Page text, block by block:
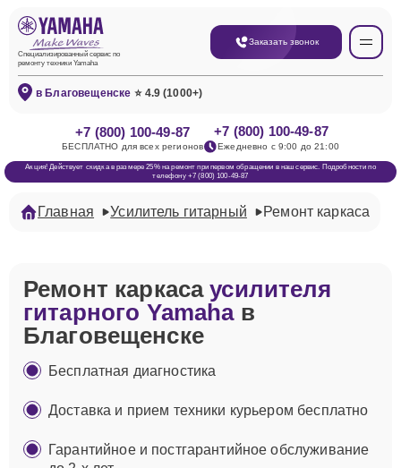
Специализированный сервис по
ремонту техники Yamaha
Заказать звонок
в Благовещенске ⭐ 4.9 (1000+)
+7 (800) 100-49-87
БЕСПЛАТНО для всех регионов
+7 (800) 100-49-87
Ежедневно с 9:00 до 21:00
Акция! Действует скидка в размере 25% на ремонт при первом обращении в наш сервис. Подробности по
телефону +7 (800) 100-49-87
Главная Усилитель гитарный Ремонт каркаса
Ремонт каркасаусилителя
гитарного Yamahaв
Благовещенске
Бесплатная диагностика
Доставка и прием техники курьером бесплатно
Гарантийное и постгарантийное обслуживание